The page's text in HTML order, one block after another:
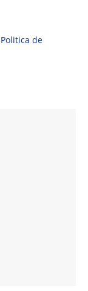
Politica de